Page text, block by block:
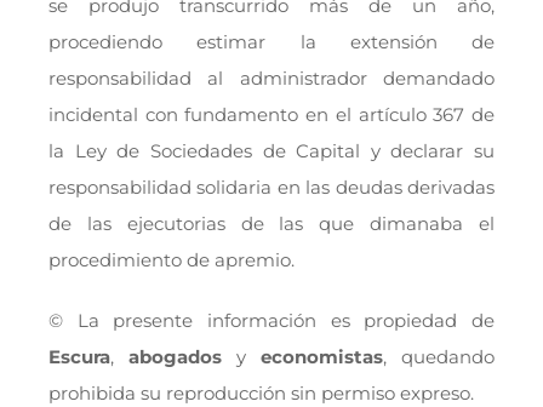
se produjo transcurrido más de un año,
procediendo estimar la extensión de
responsabilidad al administrador demandado
incidental con fundamento en el artículo 367 de
la Ley de Sociedades de Capital y declarar su
responsabilidad solidaria en las deudas derivadas
de las ejecutorias de las que dimanaba el
procedimiento de apremio.
© La presente información es propiedad de
Escura, abogados y economistas, quedando
prohibida su reproducción sin permiso expreso.